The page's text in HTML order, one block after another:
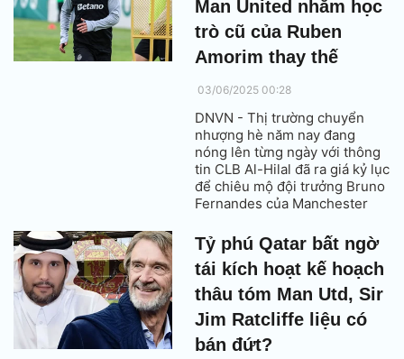
Man United nhắm học
trò cũ của Ruben
Amorim thay thế
03/06/2025 00:28
DNVN - Thị trường chuyển
nhượng hè năm nay đang
nóng lên từng ngày với thông
tin CLB Al-Hilal đã ra giá kỷ lục
để chiêu mộ đội trưởng Bruno
Fernandes của Manchester
Quỷ đỏ không khỏi bất ngờ và
lo lắng.
Tỷ phú Qatar bất ngờ
tái kích hoạt kế hoạch
thâu tóm Man Utd, Sir
Jim Ratcliffe liệu có
bán đứt?